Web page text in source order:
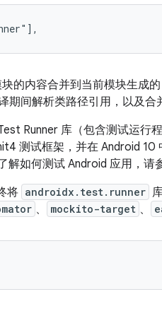
的内容合并到当前模块生成
期间解析类路径引用，以及合
Runner 库（包含测试运行
测试框架，并在 Android 10
解如何测试 Android 应用，请
将 androidx.test.runner
、 mockito-target 、